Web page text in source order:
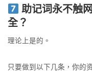
助记词永不触
全？
理论上是的。
只要做到以下几条，你的